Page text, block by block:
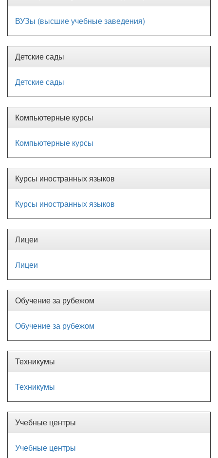
ВУЗы (высшие учебные заведения)
Детские сады
Детские сады
Компьютерные курсы
Компьютерные курсы
Курсы иностранных языков
Курсы иностранных языков
Лицеи
Лицеи
Обучение за рубежом
Обучение за рубежом
Техникумы
Техникумы
Учебные центры
Учебные центры